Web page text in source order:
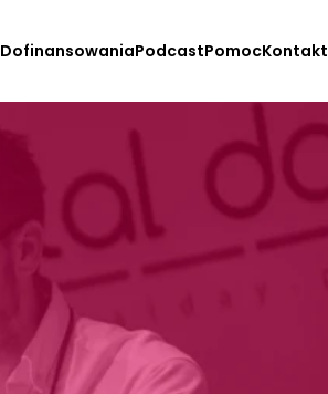
DofinansowaniaPodcastPomocKontakt